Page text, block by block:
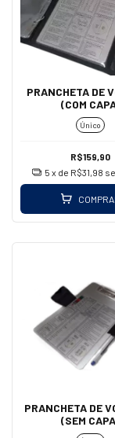
PRANCHETA DE
(COM
Único
R$159,90
5 x de R$31,98
PRANCHETA DE
(SEM